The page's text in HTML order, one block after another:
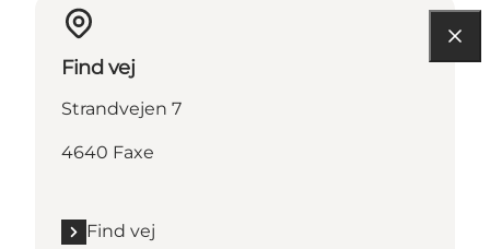
Find vej
Strandvejen 7
4640 Faxe
Find vej